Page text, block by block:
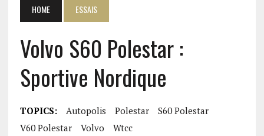
HOME ESSAIS
Volvo S60 Polestar :
Sportive Nordique
TOPICS: Autopolis Polestar
S60 Polestar
V60 Polestar
Volvo Wtcc